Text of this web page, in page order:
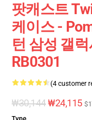
팟캐스트
케이스 -
턴 삼성 갤
RB0301
(4 customer
₩30,144₩24,115